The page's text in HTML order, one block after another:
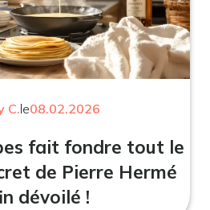
C.le08.02.2026
fait fondre tout le
de Pierre Hermé
dévoilé !